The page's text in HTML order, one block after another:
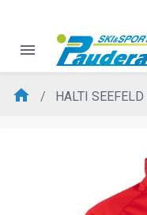
menu
home HALTI